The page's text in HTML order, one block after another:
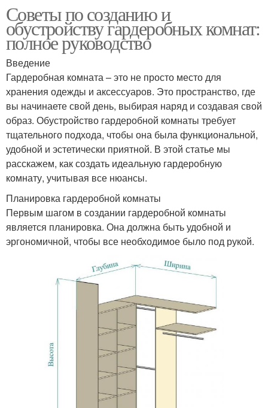
Советы по созданию и
обустройству гардеробных комнат:
полное руководство
Введение
Гардеробная комната – это не просто место для
хранения одежды и аксессуаров. Это пространство, где
вы начинаете свой день, выбирая наряд и создавая свой
образ. Обустройство гардеробной комнаты требует
тщательного подхода, чтобы она была функциональной,
удобной и эстетически приятной. В этой статье мы
расскажем, как создать идеальную гардеробную
комнату, учитывая все нюансы.
Планировка гардеробной комнаты
Первым шагом в создании гардеробной комнаты
является планировка. Она должна быть удобной и
эргономичной, чтобы все необходимое было под рукой.